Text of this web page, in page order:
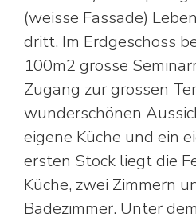
(weisse Fassade)
dritt. Im Erdgeschoss
100m2 grosse
Zugang zur grossen
wunderschönen
eigene Küche und ein
ersten Stock liegt die
Küche, zwei Zimmern
Badezimmer. Unter